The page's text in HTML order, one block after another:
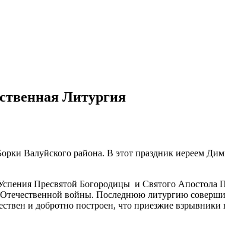
Литургия
Валуйского района. В этот праздник иереем
Пресвятой Богородицы и Святого Апостола
войны. Последнюю литургию
и добротно построен, что приезжие